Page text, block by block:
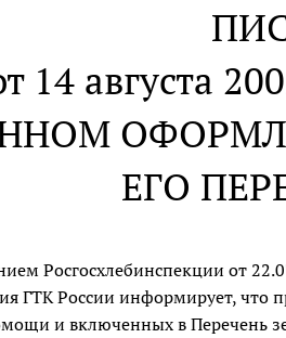
14 августа
ЕГО
Росгосхлебинспекции от
ГТК России информирует,
и включенных в Перечень